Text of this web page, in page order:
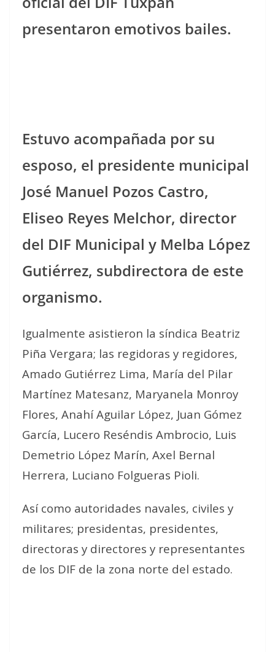
presentaron emotivos bailes.
Estuvo acompañada por su
esposo, el presidente municipal
José Manuel Pozos Castro,
Eliseo Reyes Melchor, director
del DIF Municipal y Melba López
Gutiérrez, subdirectora de este
organismo.
Igualmente asistieron la síndica Beatriz
Piña Vergara; las regidoras y regidores,
Amado Gutiérrez Lima, María del Pilar
Martínez Matesanz, Maryanela Monroy
Flores, Anahí Aguilar López, Juan Gómez
García, Lucero Reséndis Ambrocio, Luis
Demetrio López Marín, Axel Bernal
Herrera, Luciano Folgueras Pioli.
Así como autoridades navales, civiles y
militares; presidentas, presidentes,
directoras y directores y representantes
de los DIF de la zona norte del estado.